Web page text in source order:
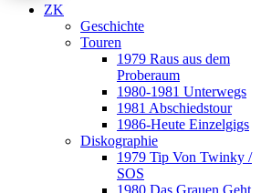
ZK
Geschichte
Touren
1979 Raus aus dem
Proberaum
1980-1981 Unterwegs
1981 Abschiedstour
1986-Heute Einzelgigs
Diskographie
1979 Tip Von Twinky /
SOS
1980 Das Grauen Geht